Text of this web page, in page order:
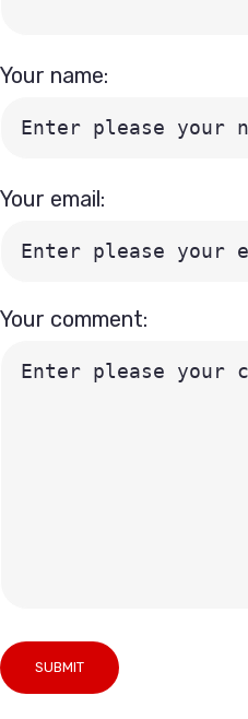
Your comment:
Your name:
Your email: